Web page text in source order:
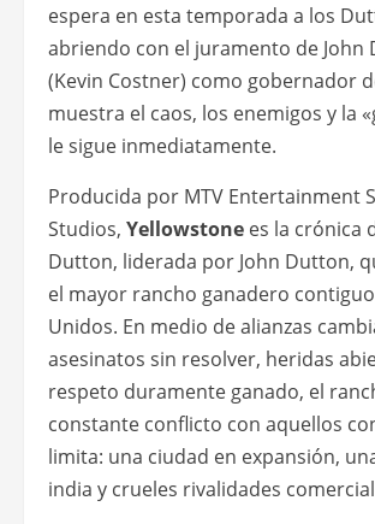
espera en esta temporada a los
abriendo con el juramento de John
(Kevin Costner) como gobernador
muestra el caos, los enemigos y la
le sigue inmediatamente.
Producida por MTV Entertainment
Studios, Yellowstone es la crónica
Dutton, liderada por John Dutton,
el mayor rancho ganadero
Unidos. En medio de alianzas
asesinatos sin resolver, heridas
respeto duramente ganado, el
constante conflicto con aquellos
limita: una ciudad en expansión,
india y crueles rivalidades